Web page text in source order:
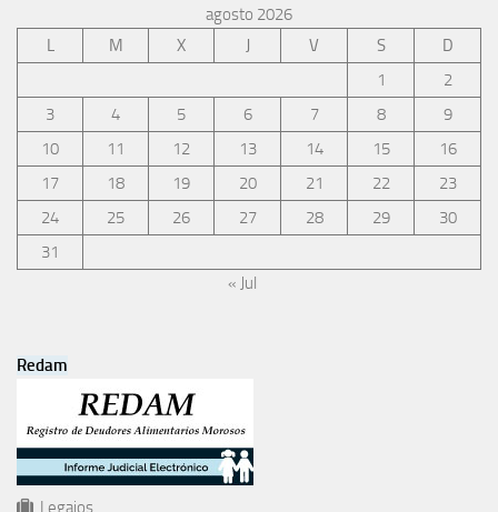
agosto 2026
L
M X J V S
D
1
2
3
4 5 6 7 8
9
10
11 12 13 14 15
16
17
18 19 20 21 22
23
24
25 26 27 28 29
30
31
« Jul
Redam
Legajos